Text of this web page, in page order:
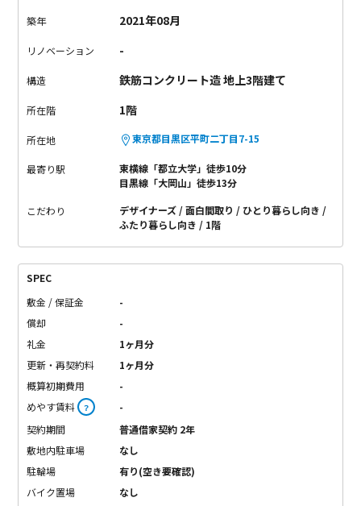
で含めて住まいを楽しみたい方におすすめの一室です。
築年 2021年08月
リノベーション -
構造 鉄筋コンクリート造 地上3階建て
所在階 1階
所在地 東京都目黒区平町二丁目7-15
最寄り駅
東横線「都立大学」徒歩10分
目黒線「大岡山」徒歩13分
こだわり デザイナーズ 面白間取り
ひとり暮らし向き
ふたり暮らし向き
1階
SPEC
敷金 / 保証金
-
償却
-
礼金
1ヶ月分
更新・再契約料
1ヶ月分
概算初期費用
-
めやす賃料 ？
-
契約期間
普通借家契約 2年
敷地内駐車場
なし
駐輪場
有り(空き要確認)
バイク置場
なし